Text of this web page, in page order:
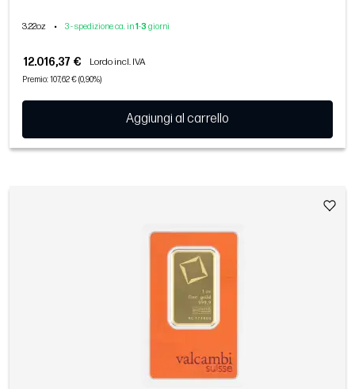
3.22oz • 3 - spedizione ca. in1-3 giorni
12.016,37 € Lordo incl. IVA
Premio: 107,62 € (0,90%)
Aggiungi al carrello